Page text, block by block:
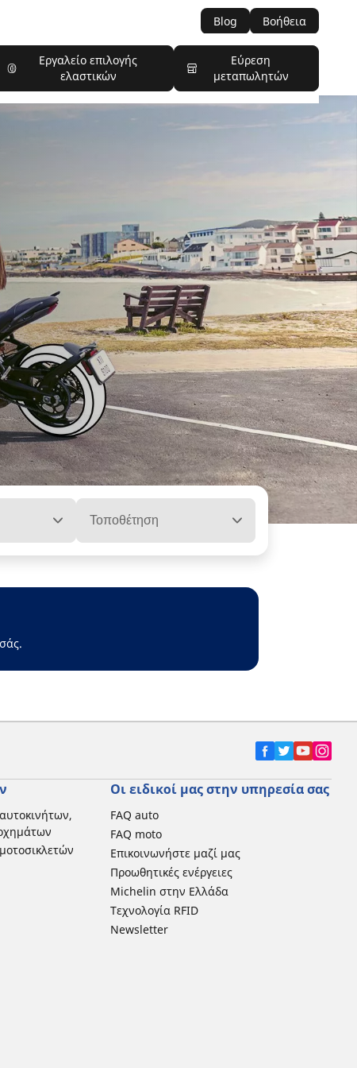
Blog Βοήθεια
Εργαλείο επιλογής
ελαστικών
Εύρεση
μεταπωλητών
Τοποθέτηση
Οι ειδικοί μας στην υπηρεσία σας
FAQ auto
FAQ moto
Επικοινωνήστε μαζί μας
Προωθητικές ενέργειες
Michelin στην Ελλάδα
Τεχνολογία RFID
Newsletter